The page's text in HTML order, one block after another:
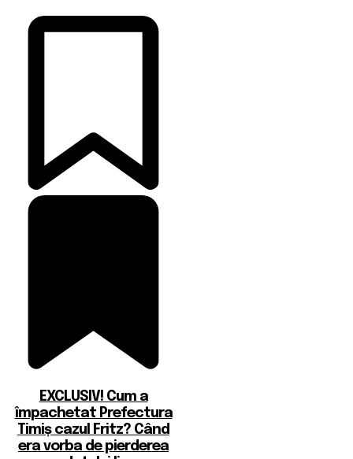
EXCLUSIV! Cum a
împachetat Prefectura
Timiș cazul Fritz? Când
era vorba de pierderea